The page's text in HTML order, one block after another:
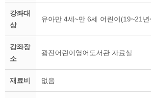
강좌대
상
유아만 4세~만 6세 어린이(19~21년
강좌장
소
광진어린이영어도서관 자료실
재료비 없음